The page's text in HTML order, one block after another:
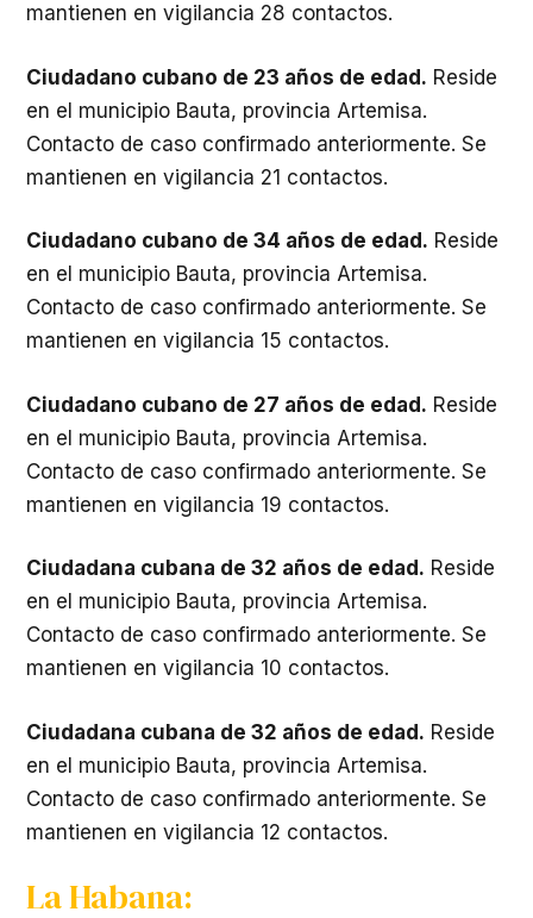
mantienen en vigilancia 28 contactos.
Ciudadano cubano de 23 años de edad. Reside
en el municipio Bauta, provincia Artemisa.
Contacto de caso confirmado anteriormente. Se
mantienen en vigilancia 21 contactos.
Ciudadano cubano de 34 años de edad. Reside
en el municipio Bauta, provincia Artemisa.
Contacto de caso confirmado anteriormente. Se
mantienen en vigilancia 15 contactos.
Ciudadano cubano de 27 años de edad. Reside
en el municipio Bauta, provincia Artemisa.
Contacto de caso confirmado anteriormente. Se
mantienen en vigilancia 19 contactos.
Ciudadana cubana de 32 años de edad. Reside
en el municipio Bauta, provincia Artemisa.
Contacto de caso confirmado anteriormente. Se
mantienen en vigilancia 10 contactos.
Ciudadana cubana de 32 años de edad. Reside
en el municipio Bauta, provincia Artemisa.
Contacto de caso confirmado anteriormente. Se
mantienen en vigilancia 12 contactos.
La Habana: